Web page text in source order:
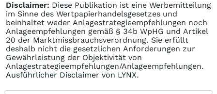
Disclaimer: Diese Publikation ist eine Werbemitteilung
im Sinne des Wertpapierhandelsgesetzes und
beinhaltet weder Anlagestrategieempfehlungen noch
Anlageempfehlungen gemäß § 34b WpHG und Artikel
20 der Marktmissbrauchsverordnung. Sie erfüllt
deshalb nicht die gesetzlichen Anforderungen zur
Gewährleistung der Objektivität von
Anlagestrategieempfehlungen/Anlageempfehlungen.
Ausführlicher Disclaimer von LYNX.